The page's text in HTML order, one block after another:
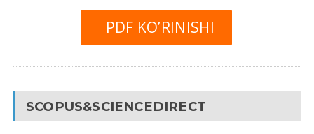
PDF KO’RINISHI
SCOPUS&SCIENCEDIRECT